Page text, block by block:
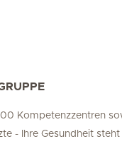
Kompetenzzentren
- Ihre Gesundheit steht